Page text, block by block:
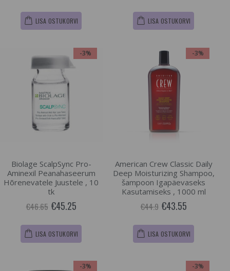
LISA OSTUKORVI LISA OSTUKORVI
-3%
Biolage ScalpSync Pro-
Aminexil Peanahaseerum
Hõrenevatele Juustele , 10
tk
€46.65 €45.25
LISA OSTUKORVI
-3%
American Crew Classic Daily
Deep Moisturizing Shampoo,
šampoon Igapäevaseks
Kasutamiseks , 1000 ml
€44.9 €43.55
LISA OSTUKORVI
-3% -3%